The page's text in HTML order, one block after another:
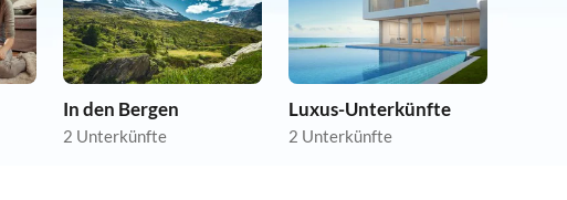
In den Bergen
2 Unterkünfte
Luxus-Unterkünfte
2 Unterkünfte